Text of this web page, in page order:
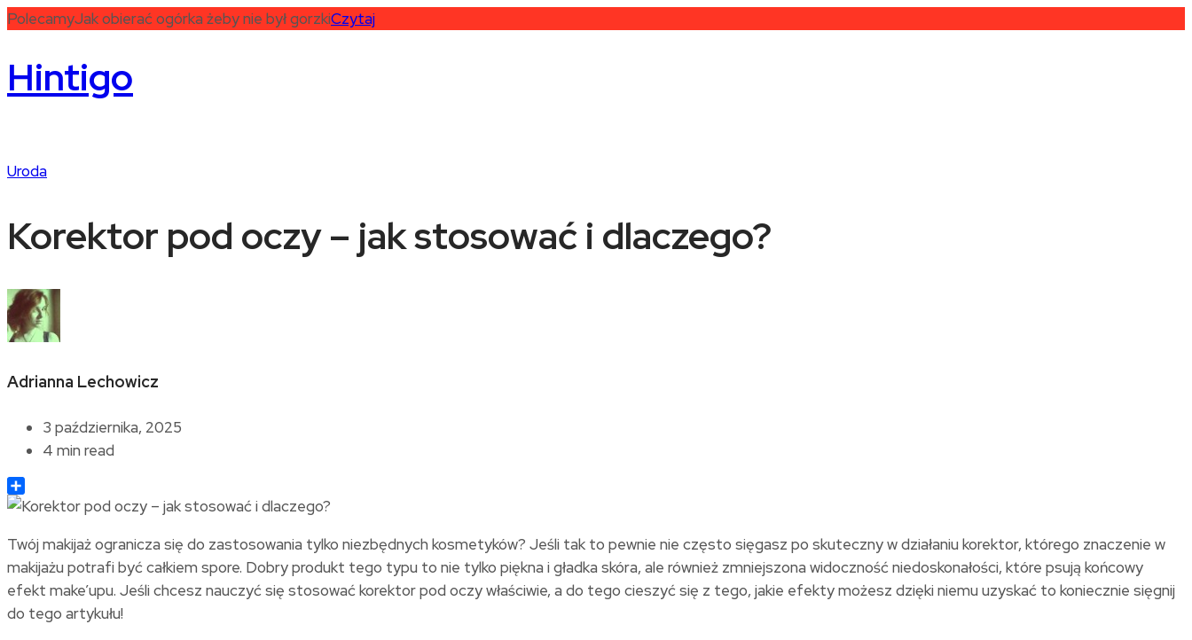
PolecamyJak obierać ogórka żeby nie był gorzkiCzytaj
Hintigo
Uroda
Korektor pod oczy – jak stosować i dlaczego?
Adrianna Lechowicz
3 października, 2025
4 min read
Share
Twój makijaż ogranicza się do zastosowania tylko niezbędnych kosmetyków? Jeśli tak to pewnie nie często sięgasz po skuteczny w działaniu korektor, którego znaczenie w
makijażu potrafi być całkiem spore. Dobry produkt tego typu to nie tylko piękna i gładka skóra, ale również zmniejszona widoczność niedoskonałości, które psują końcowy
efekt make’upu. Jeśli chcesz nauczyć się stosować korektor pod oczy właściwie, a do tego cieszyć się z tego, jakie efekty możesz dzięki niemu uzyskać to koniecznie sięgnij
do tego artykułu!